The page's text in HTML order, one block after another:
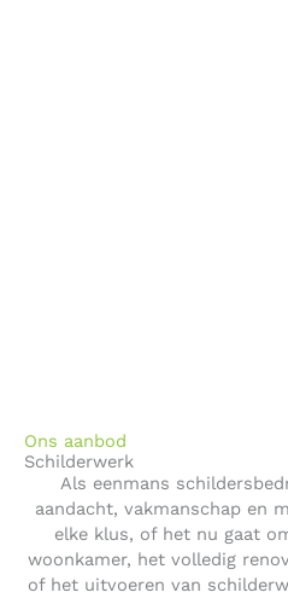
Ons aanbod
Schilderwerk
Als eenmans
aandacht, vakmanschap en
elke klus, of het nu gaat
woonkamer, het volledig
of het uitvoeren van